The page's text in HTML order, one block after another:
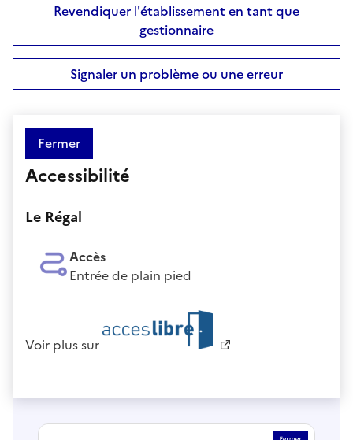
Revendiquer l'établissement en tant que
gestionnaire
Signaler un problème ou une erreur
Fermer
Accessibilité
Le Régal
Accès
Entrée de plain pied
Voir plus sur